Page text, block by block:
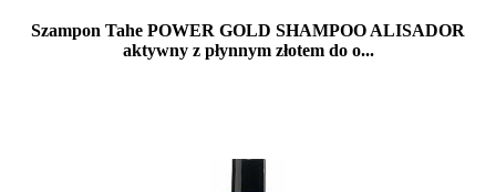
Szampon Tahe POWER GOLD SHAMPOO ALISADOR
aktywny z płynnym złotem do o...